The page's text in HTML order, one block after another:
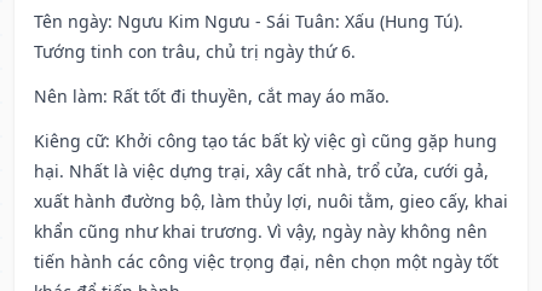
Tên ngày: Ngưu Kim Ngưu - Sái Tuân: Xấu (Hung Tú).
Tướng tinh con trâu, chủ trị ngày thứ 6.
Nên làm: Rất tốt đi thuyền, cắt may áo mão.
Kiêng cữ: Khởi công tạo tác bất kỳ việc gì cũng gặp hung
hại. Nhất là việc dựng trại, xây cất nhà, trổ cửa, cưới gả,
xuất hành đường bộ, làm thủy lợi, nuôi tằm, gieo cấy, khai
khẩn cũng như khai trương. Vì vậy, ngày này không nên
tiến hành các công việc trọng đại, nên chọn một ngày tốt